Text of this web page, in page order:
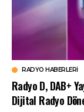
RADYO HABERLERI
Radyo D, DAB+
Dijital Radyo